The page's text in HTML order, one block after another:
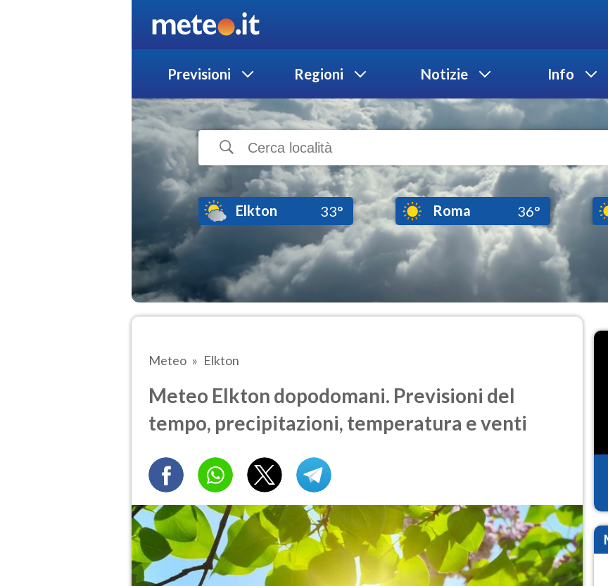
Previsioni Regioni Notizie Info
Elkton 33° Roma 36°
Meteo Elkton
Meteo Elkton dopodomani. Previsioni del
tempo, precipitazioni, temperatura e venti